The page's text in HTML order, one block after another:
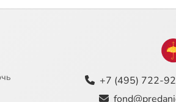
+7 (495) 722-